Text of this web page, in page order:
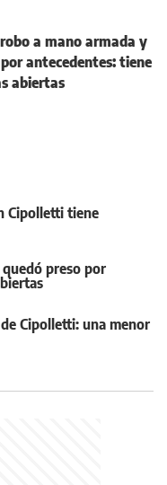
a mano armada y
antecedentes: tiene
abiertas
Cipolletti tiene
preso por
Cipolletti: una menor